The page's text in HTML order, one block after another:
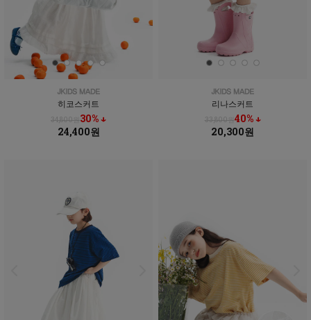
히코스커트
34,800원30% ↓
24,400원
리나스커트
33,800원40% ↓
20,300원